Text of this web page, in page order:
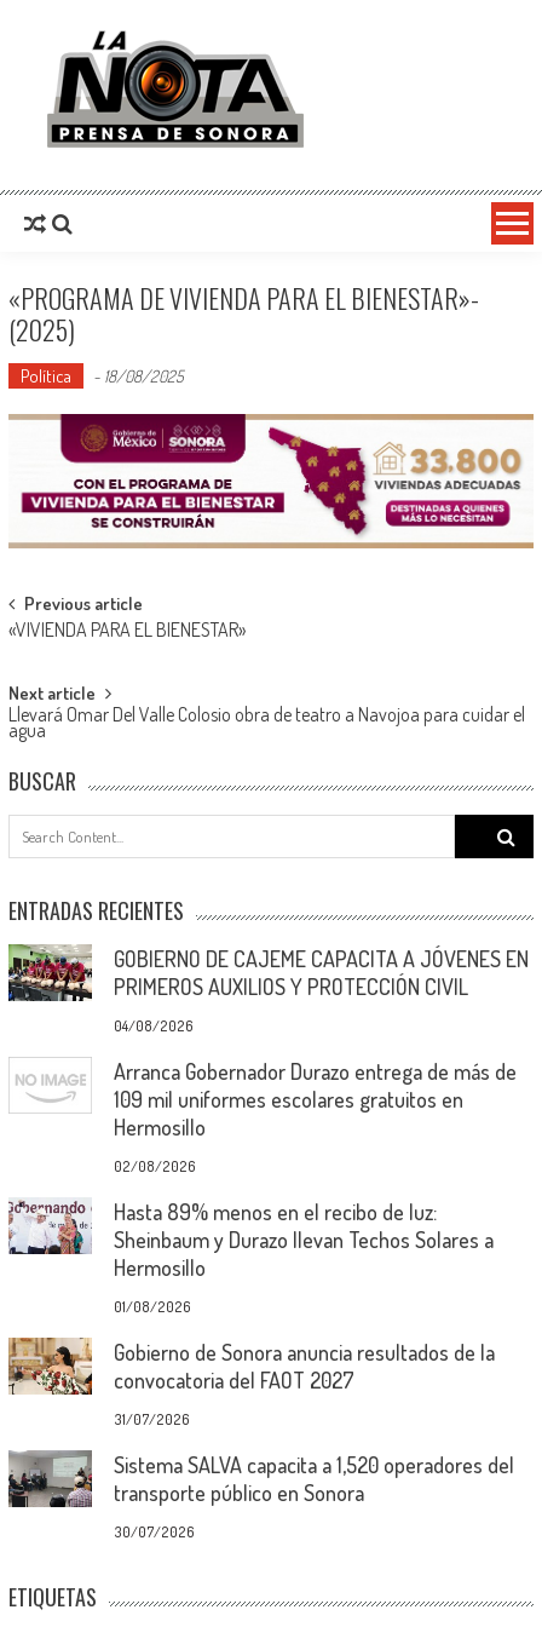
La Nota Prensa De Sonora
«PROGRAMA DE VIVIENDA PARA EL BIENESTAR»-
(2025)
Política - 18/08/2025
Post
navigation
Previous article
«VIVIENDA PARA EL BIENESTAR»
Next article
Llevará Omar Del Valle Colosio obra de teatro a Navojoa para cuidar el
agua
BUSCAR
Search
for:
ENTRADAS RECIENTES
GOBIERNO DE CAJEME CAPACITA A JÓVENES EN
PRIMEROS AUXILIOS Y PROTECCIÓN CIVIL
04/08/2026
Arranca Gobernador Durazo entrega de más de
109 mil uniformes escolares gratuitos en
Hermosillo
02/08/2026
Hasta 89% menos en el recibo de luz:
Sheinbaum y Durazo llevan Techos Solares a
Hermosillo
01/08/2026
Gobierno de Sonora anuncia resultados de la
convocatoria del FAOT 2027
31/07/2026
Sistema SALVA capacita a 1,520 operadores del
transporte público en Sonora
30/07/2026
ETIQUETAS